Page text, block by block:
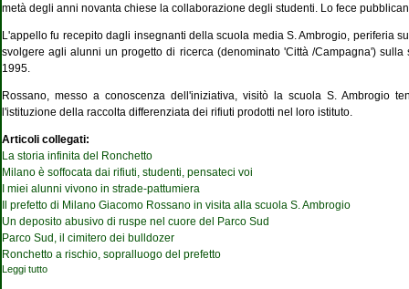
metà degli anni novanta chiese la collaborazione degli studenti. Lo fece
L'appello fu recepito dagli insegnanti della scuola media S. Ambrogio, periferia
svolgere agli alunni un progetto di ricerca (denominato 'Città /Campagna')
1995.
Rossano, messo a conoscenza dell'iniziativa, visitò la scuola S. Ambrogio
l'istituzione della raccolta differenziata dei rifiuti prodotti nel loro istituto.
Articoli collegati:
La storia infinita del Ronchetto
Milano è soffocata dai rifiuti, studenti, pensateci voi
I miei alunni vivono in strade-pattumiera
Il prefetto di Milano Giacomo Rossano in visita alla scuola S. Ambrogio
Un deposito abusivo di ruspe nel cuore del Parco Sud
Parco Sud, il cimitero dei bulldozer
Ronchetto a rischio, sopralluogo del prefetto
Leggi tutto